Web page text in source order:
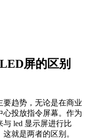
屏的区别
趋势，无论是在商业
心投放指令屏幕。作为
led 显示屏进行比
就是两者的区别。